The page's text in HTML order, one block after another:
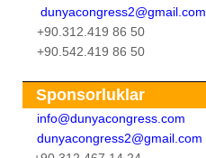
dunyacongress2@gmail.com
+90.312.419 86 50
+90.542.419 86 50
Sponsorluklar
info@dunyacongress.com
dunyacongress2@gmail.com